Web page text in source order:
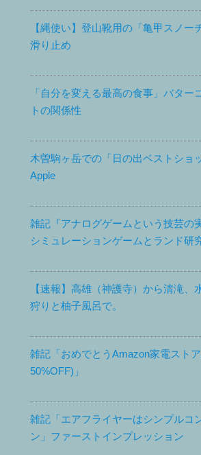
【縄使い】登山靴用の「亀甲スノー
滑り止め
「自分を変える最高の食事」バター
トの関係性
木曽駒ヶ岳での「日の出ベストショ
Apple
雑記『アナログゲームという技芸の
シミュレーションゲームとランド研
【速報】高雄（神護寺）から清滝、
狩りと柚子風呂で。
雑記「おめでとうAmazon家電スト
50%OFF)」
雑記「エアフライヤーはシンプルコ
ン」ファーストインプレッション